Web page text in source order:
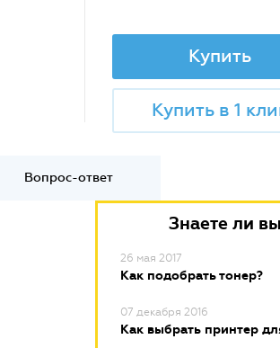
Купить
Купить в 1
Вопрос-ответ
Знаете ли
26 мая 2017
Как подобрать тонер?
07 декабря 2016
Как выбрать принтер